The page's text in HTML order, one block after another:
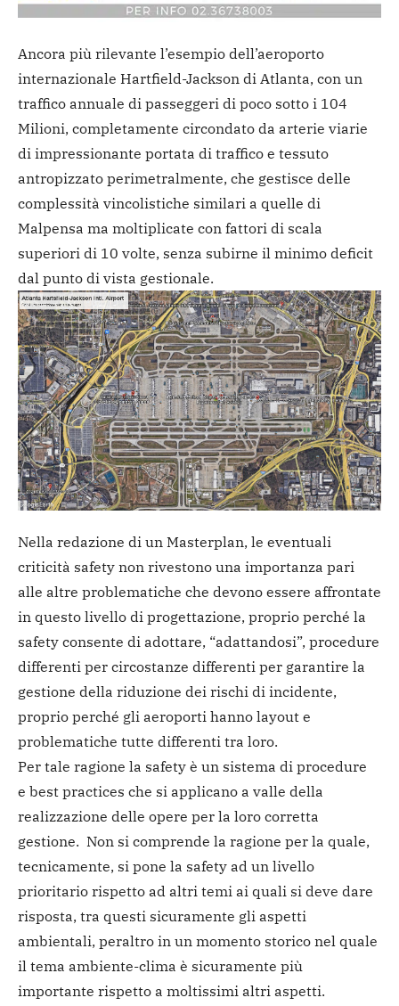
Ancora più rilevante l’esempio dell’aeroporto
internazionale Hartfield-Jackson di Atlanta, con un
traffico annuale di passeggeri di poco sotto i 104
Milioni, completamente circondato da arterie viarie
di impressionante portata di traffico e tessuto
antropizzato perimetralmente, che gestisce delle
complessità vincolistiche similari a quelle di
Malpensa ma moltiplicate con fattori di scala
superiori di 10 volte, senza subirne il minimo deficit
dal punto di vista gestionale.
Nella redazione di un Masterplan, le eventuali
criticità safety non rivestono una importanza pari
alle altre problematiche che devono essere affrontate
in questo livello di progettazione, proprio perché la
safety consente di adottare, “adattandosi”, procedure
differenti per circostanze differenti per garantire la
gestione della riduzione dei rischi di incidente,
proprio perché gli aeroporti hanno layout e
problematiche tutte differenti tra loro.
Per tale ragione la safety è un sistema di procedure
e best practices che si applicano a valle della
realizzazione delle opere per la loro corretta
gestione. Non si comprende la ragione per la quale,
tecnicamente, si pone la safety ad un livello
prioritario rispetto ad altri temi ai quali si deve dare
risposta, tra questi sicuramente gli aspetti
ambientali, peraltro in un momento storico nel quale
il tema ambiente-clima è sicuramente più
importante rispetto a moltissimi altri aspetti.